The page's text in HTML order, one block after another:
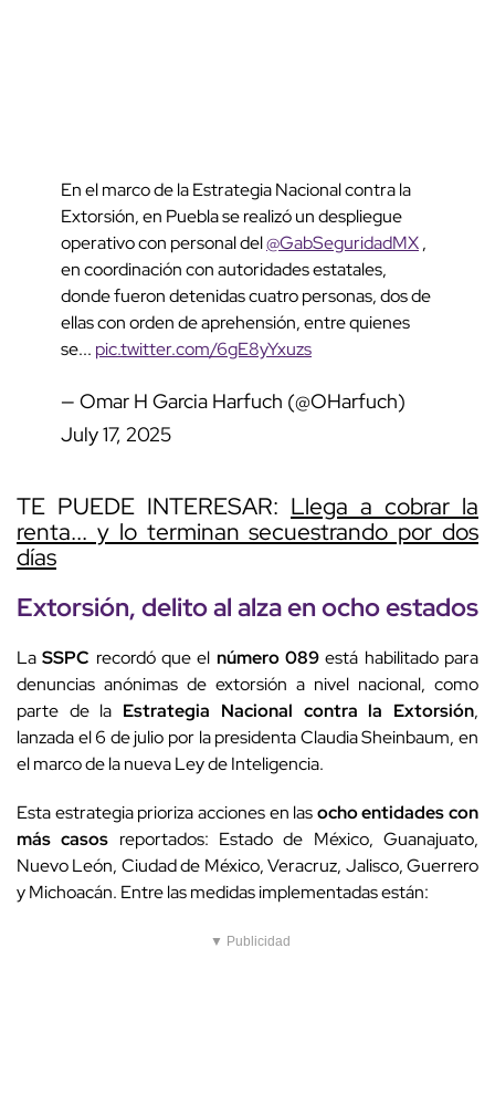
En el marco de la Estrategia Nacional contra la
Extorsión, en Puebla se realizó un despliegue
operativo con personal del@GabSeguridadMX,
en coordinación con autoridades estatales,
donde fueron detenidas cuatro personas, dos de
ellas con orden de aprehensión, entre quienes
se... pic.twitter.com/6gE8yYxuzs
— Omar H Garcia Harfuch (@OHarfuch)
July 17, 2025
TE PUEDE INTERESAR: Llega a cobrar la
renta... y lo terminan secuestrando por dos
días
Extorsión, delito al alza en ocho estados
LaSSPC recordó que el número 089está habilitado para
denuncias anónimas de extorsión a nivel nacional, como
parte de la Estrategia Nacional contra la Extorsión,
lanzada el 6 de julio por la presidenta Claudia Sheinbaum, en
el marco de la nueva Ley de Inteligencia.
Esta estrategia prioriza acciones en lasocho entidades con
más casos reportados: Estado de México, Guanajuato,
Nuevo León, Ciudad de México, Veracruz, Jalisco, Guerrero
y Michoacán. Entre las medidas implementadas están:
▼ Publicidad